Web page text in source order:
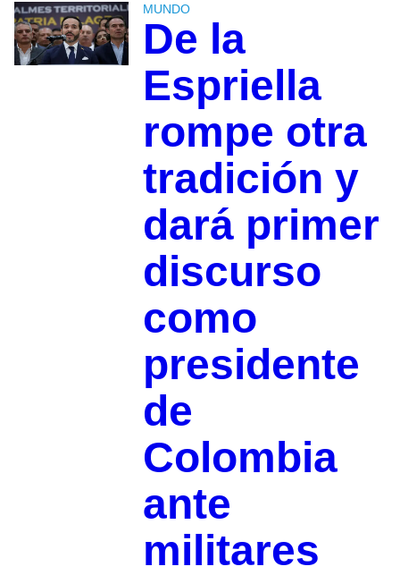
MUNDO
De la
Espriella
rompe otra
tradición y
dará primer
discurso
como
presidente
de
Colombia
ante
militares